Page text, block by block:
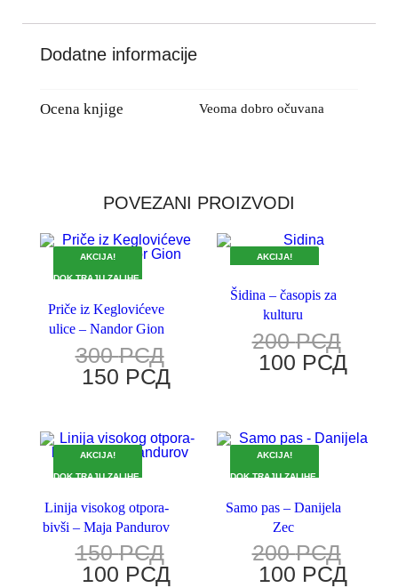
Dodatne informacije
Ocena knjige Veoma dobro očuvana
POVEZANI PROIZVODI
AKCIJA!
DOK TRAJU ZALIHE.
Priče iz Keglovićeve
ulice – Nandor Gion
300РСД
150 РСД
AKCIJA!
Šidina – časopis za
kulturu
200РСД
100 РСД
AKCIJA!
DOK TRAJU ZALIHE.
Linija visokog otpora-
bivši – Maja Pandurov
150РСД
100 РСД
AKCIJA!
DOK TRAJU ZALIHE.
Samo pas – Danijela
Zec
200РСД
100 РСД